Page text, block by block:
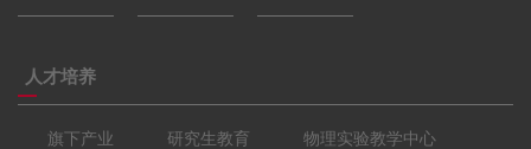
人才培养
旗下产业 研究生教育 物理实验教学中心